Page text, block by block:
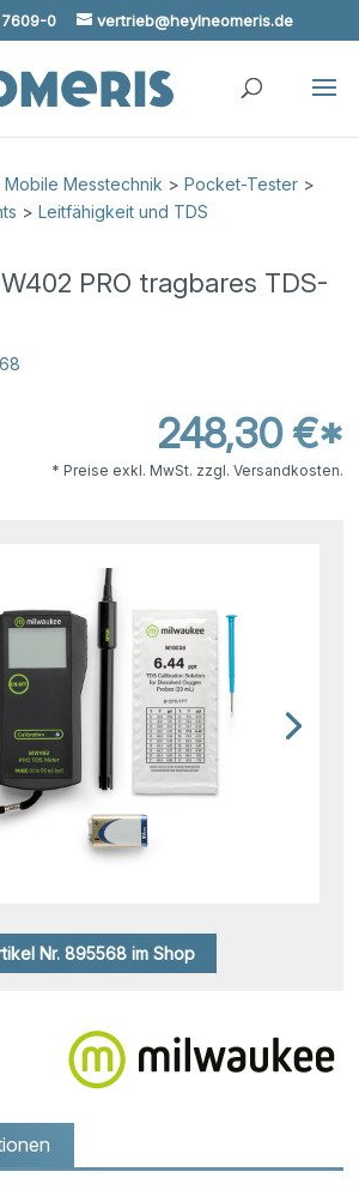
7609-0 vertrieb@heylneomeris.de
Mobile Messtechnik >Pocket-Tester >
>Leitfähigkeit und TDS
PRO tragbares TDS-
248,30 €*
* Preise exkl. MwSt. zzgl. Versandkosten.
Nr. 895568 im Shop